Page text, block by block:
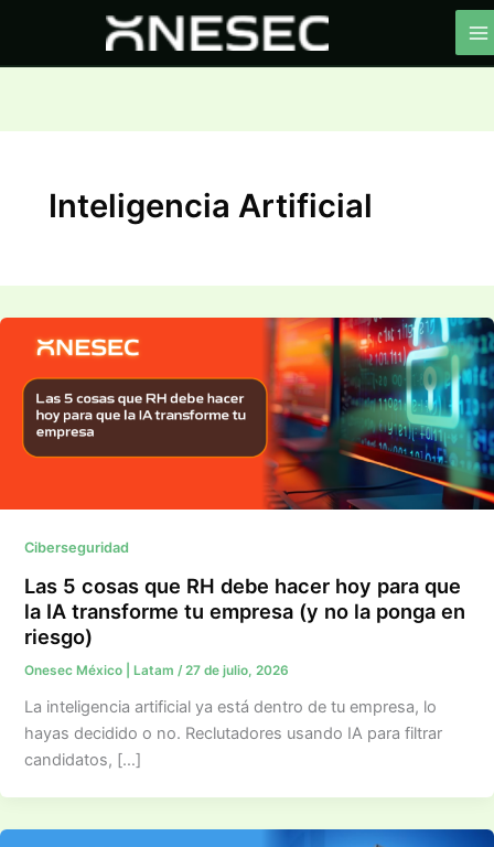
contenido
Inteligencia Artificial
Ciberseguridad
Las 5 cosas que RH debe hacer hoy para que
la IA transforme tu empresa (y no la ponga en
riesgo)
Onesec México | Latam /27 de julio, 2026
La inteligencia artificial ya está dentro de tu empresa, lo
hayas decidido o no. Reclutadores usando IA para filtrar
candidatos, […]